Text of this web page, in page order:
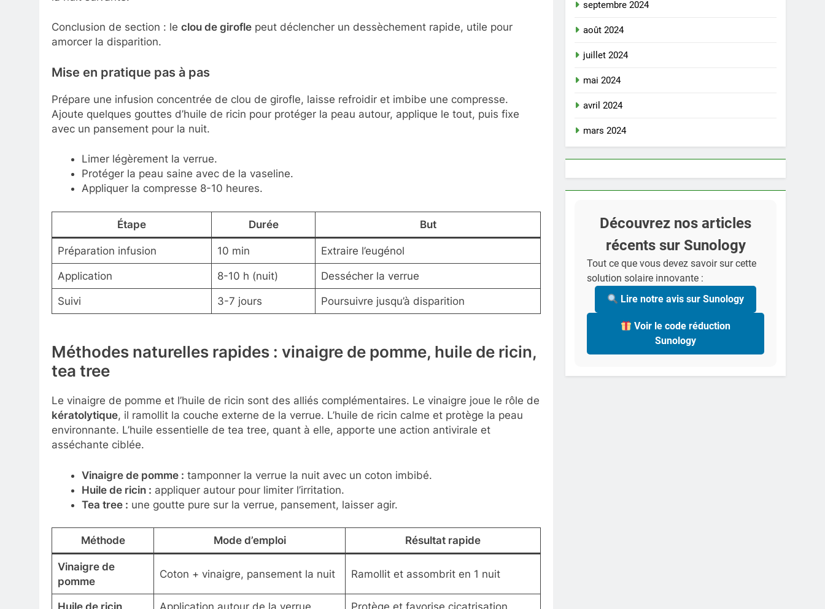
Conclusion de section : le clou de girofle peut déclencher un dessèchement rapide, utile pour
amorcer la disparition.
Mise en pratique pas à pas
Prépare une infusion concentrée de clou de girofle, laisse refroidir et imbibe une compresse.
Ajoute quelques gouttes d’huile de ricin pour protéger la peau autour, applique le tout, puis fixe
avec un pansement pour la nuit.
Limer légèrement la verrue.
Protéger la peau saine avec de la vaseline.
Appliquer la compresse 8-10 heures.
Étape Durée But
Préparation infusion 10 min Extraire l’eugénol
Application 8-10 h (nuit) Dessécher la verrue
Suivi 3-7 jours Poursuivre jusqu’à disparition
Méthodes naturelles rapides : vinaigre de pomme, huile de ricin,
tea tree
Le vinaigre de pomme et l’huile de ricin sont des alliés complémentaires. Le vinaigre joue le rôle de
kératolytique, il ramollit la couche externe de la verrue. L’huile de ricin calme et protège la peau
environnante. L’huile essentielle de tea tree, quant à elle, apporte une action antivirale et
asséchante ciblée.
Vinaigre de pomme : tamponner la verrue la nuit avec un coton imbibé.
Huile de ricin : appliquer autour pour limiter l’irritation.
Tea tree : une goutte pure sur la verrue, pansement, laisser agir.
Méthode Mode d’emploi Résultat rapide
Vinaigre de
pomme
Coton + vinaigre, pansement la nuit Ramollit et assombrit en 1 nuit
septembre 2024
août 2024
juillet 2024
mai 2024
avril 2024
mars 2024
Découvrez nos articles
récents sur Sunology
Tout ce que vous devez savoir sur cette
solution solaire innovante :
Lire notre avis sur Sunology
Voir le code réduction
Sunology